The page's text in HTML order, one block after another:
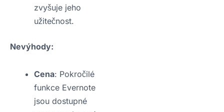
zvyšuje jeho
užitečnost.
Nevýhody:
Cena: Pokročilé
funkce Evernote
jsou dostupné